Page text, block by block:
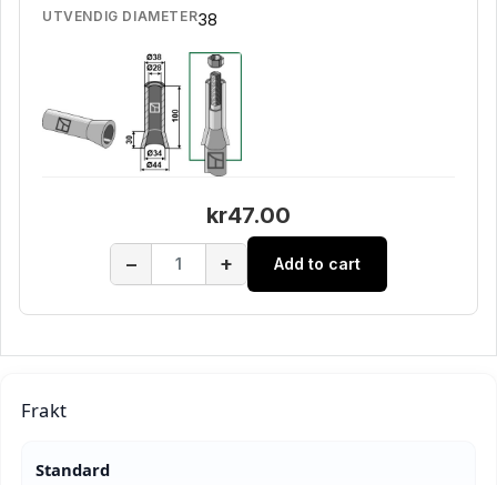
UTVENDIG DIAMETER38
kr47.00
− + Add to cart
Frakt
Standard